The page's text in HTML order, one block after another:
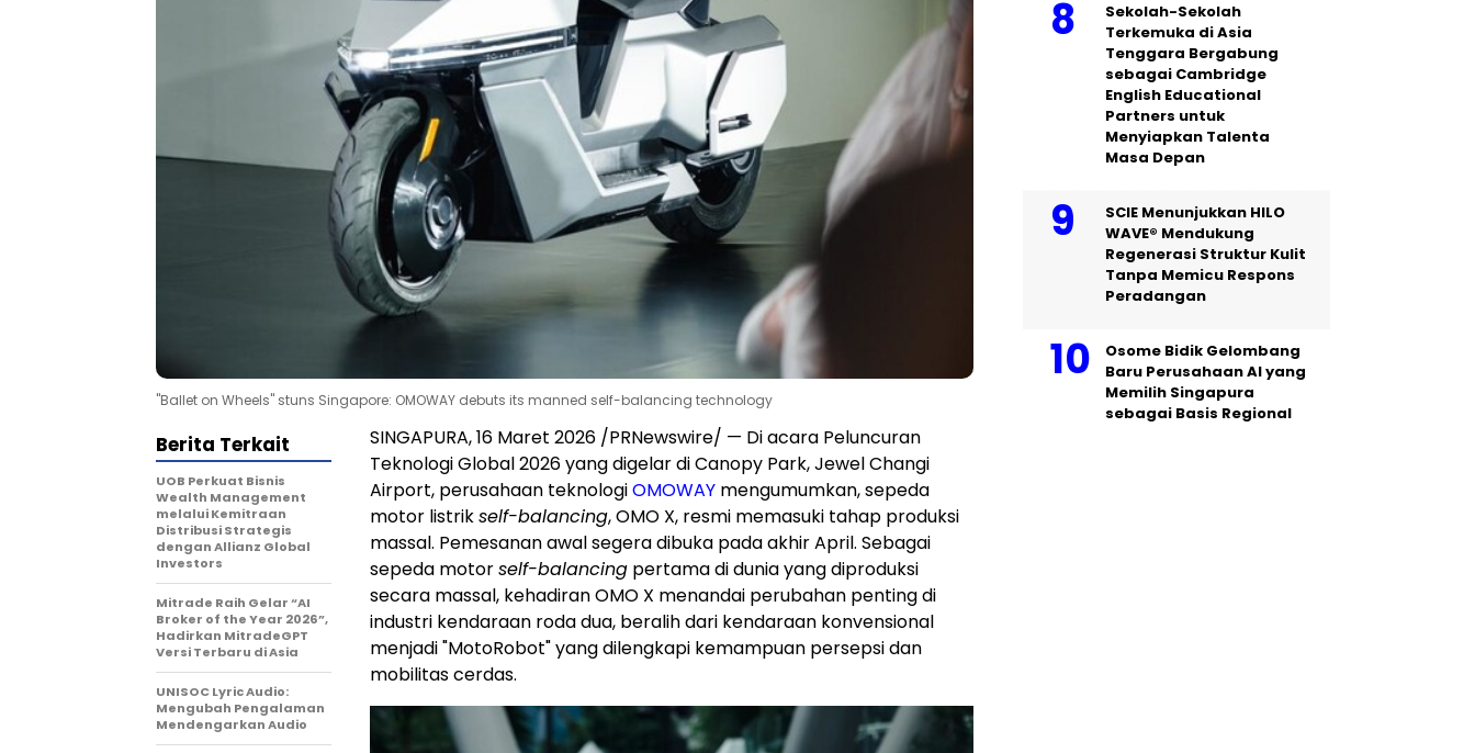
"Ballet on Wheels" stuns Singapore: OMOWAY debuts its manned self-balancing technology
SINGAPURA, 16 Maret 2026 /PRNewswire/ — Di acara Peluncuran
Teknologi Global 2026 yang digelar di Canopy Park, Jewel Changi
Airport, perusahaan teknologiOMOWAY mengumumkan, sepeda
motor listrikself-balancing, OMO X, resmi memasuki tahap produksi
massal. Pemesanan awal segera dibuka pada akhir April. Sebagai
sepeda motorself-balancing pertama di dunia yang diproduksi
secara massal, kehadiran OMO X menandai perubahan penting di
industri kendaraan roda dua, beralih dari kendaraan konvensional
menjadi "MotoRobot" yang dilengkapi kemampuan persepsi dan
mobilitas cerdas.
Berita Terkait
UOB Perkuat Bisnis
Wealth Management
melalui Kemitraan
Distribusi Strategis
dengan Allianz Global
Investors
Mitrade Raih Gelar “AI
Broker of the Year 2026”,
Hadirkan MitradeGPT
Versi Terbaru di Asia
UNISOC Lyric Audio:
Mengubah Pengalaman
Mendengarkan Audio
Sekolah-Sekolah
Terkemuka di Asia
Tenggara Bergabung
sebagai Cambridge
English Educational
Partners untuk
Menyiapkan Talenta
Masa Depan
SCIE Menunjukkan HILO
WAVE® Mendukung
Regenerasi Struktur Kulit
Tanpa Memicu Respons
Peradangan
Osome Bidik Gelombang
Baru Perusahaan AI yang
Memilih Singapura
sebagai Basis Regional